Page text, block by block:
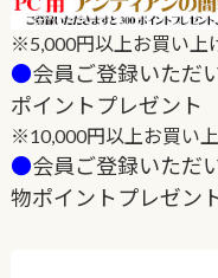
※5,000円以上お買い上
●会員ご登録いただ
ポイントプレゼント
※10,000円以上お買い
●会員ご登録いただ
物ポイントプレゼン